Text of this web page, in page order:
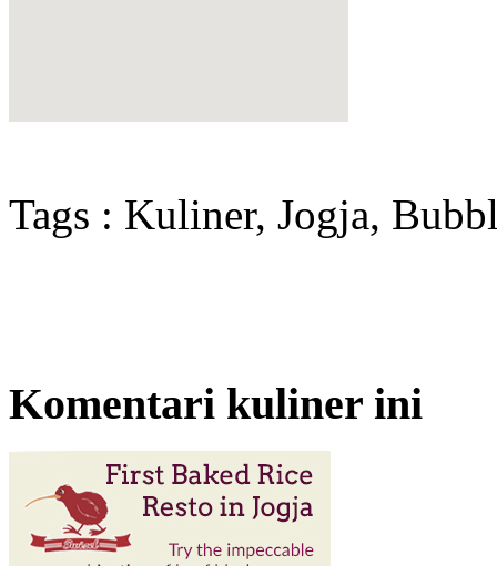
Tags : Kuliner, Jogja,
Komentari kuliner ini